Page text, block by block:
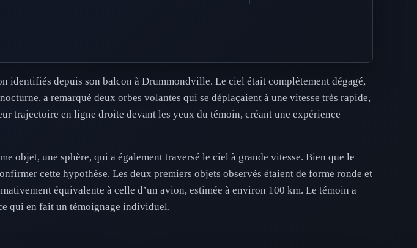
identifiés depuis son balcon à Drummondville. Le ciel était complètement dégagé,
a remarqué deux orbes volantes qui se déplaçaient à une vitesse très rapide,
trajectoire en ligne droite devant les yeux du témoin, créant une expérience
objet, une sphère, qui a également traversé le ciel à grande vitesse. Bien que le
cette hypothèse. Les deux premiers objets observés étaient de forme ronde et
équivalente à celle d’un avion, estimée à environ 100 km. Le témoin a
qui en fait un témoignage individuel.